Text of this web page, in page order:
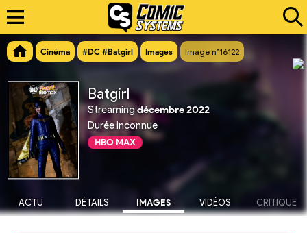
Cinéma #DC #Batgirl Images Image n°16122
Batgirl
Streaming décembre 2022
Durée inconnue
HBO MAX
ACTU DÉTAILS IMAGES VIDÉOS CRITIQUE